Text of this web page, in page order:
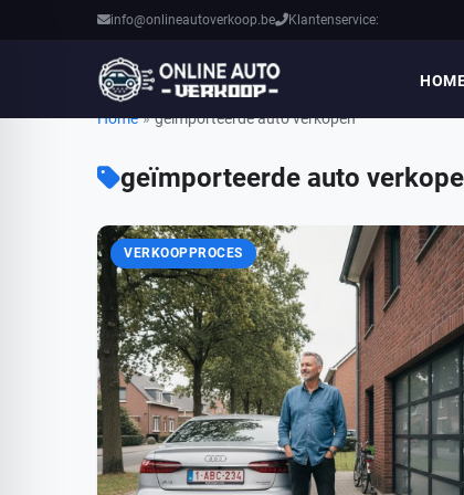
info@onlineautoverkoop.be Klantenservice:
Home » geïmporteerde auto verkopen
geïmporteerde auto
VERKOOPPROCES